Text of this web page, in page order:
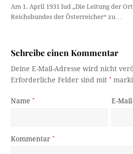
Am 1. April 1931 lud „Die Leitung der
Reichsbundes der Österreicher“ zu…
Schreibe einen Kommentar
Deine E-Mail-Adresse wird nicht
Erforderliche Felder sind mit*
Name* E-
Kommentar*